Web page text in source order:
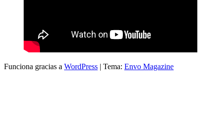
Funciona gracias a WordPress | Tema: Envo Magazine